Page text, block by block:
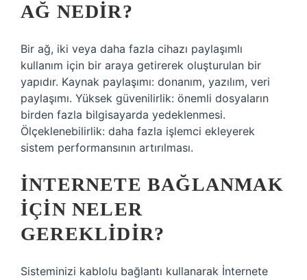
AĞ NEDIR?
Bir ağ, iki veya daha fazla cihazı paylaşımlı
kullanım için bir araya getirerek oluşturulan bir
yapıdır. Kaynak paylaşımı: donanım, yazılım, veri
paylaşımı. Yüksek güvenilirlik: önemli dosyaların
birden fazla bilgisayarda yedeklenmesi.
Ölçeklenebilirlik: daha fazla işlemci ekleyerek
sistem performansının artırılması.
İNTERNETE BAĞLANMAK
IÇIN NELER
GEREKLIDIR?
Sisteminizi kablolu bağlantı kullanarak İnternete